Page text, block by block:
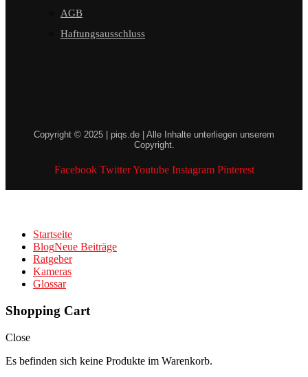
AGB
Haftungsausschluss
Copyright © 2025 | piqs.de | Alle Inhalte unterliegen unserem
Copyright.
Facebook Twitter Youtube Instagram Pinterest
Startseite
BlogNeue Beiträge
Ratgeber
Kameras
Glossar
Shopping Cart
Close
Es befinden sich keine Produkte im Warenkorb.